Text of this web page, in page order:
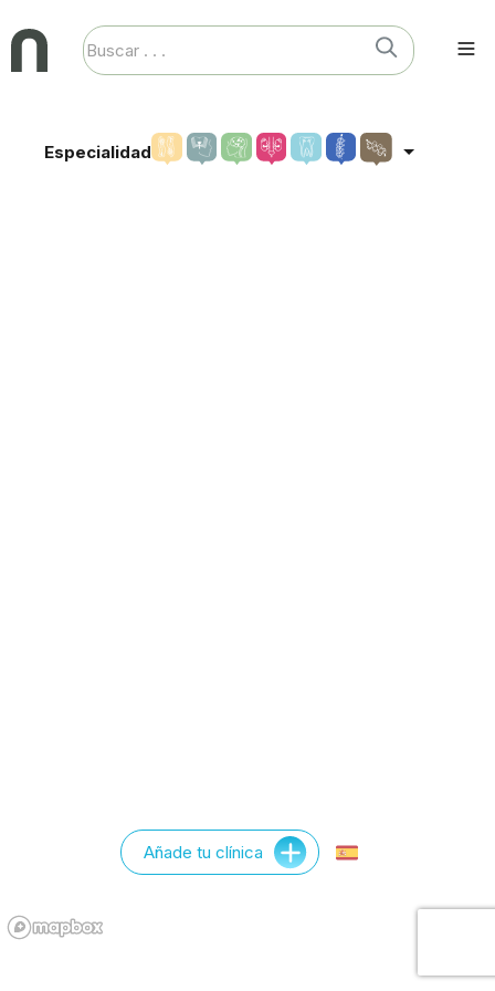
Especialidad
Añade tu clínica